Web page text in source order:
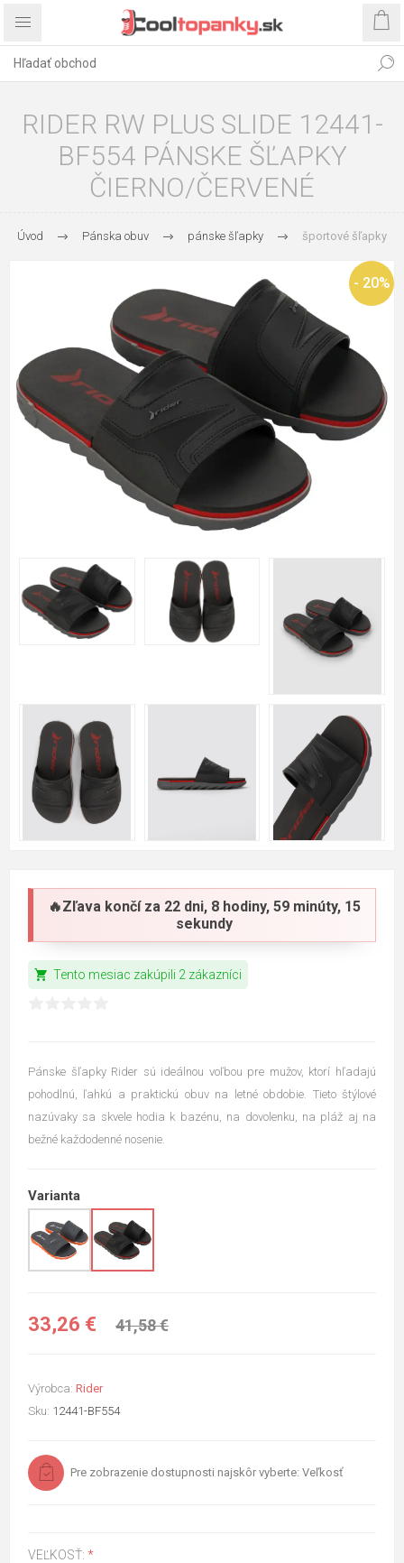
RIDER RW PLUS SLIDE 12441-
BF554 PÁNSKE ŠĽAPKY
ČIERNO/ČERVENÉ
Úvod Pánska obuv pánske šľapky športové šľapky
- 20%
🔥Zľava končí za 22 dni, 8 hodiny, 59 minúty, 14
sekundy
shopping_cart Tento mesiac zakúpili 2 zákazníci
Pánske šľapky Rider sú ideálnou voľbou pre mužov, ktorí hľadajú
pohodlnú, ľahkú a praktickú obuv na letné obdobie. Tieto štýlové
nazúvaky sa skvele hodia k bazénu, na dovolenku, na pláž aj na
bežné každodenné nosenie.
Varianta
33,26 € 41,58 €
Výrobca: Rider
Sku: 12441-BF554
Pre zobrazenie dostupnosti najskôr vyberte: Veľkosť
VEĽKOSŤ: *